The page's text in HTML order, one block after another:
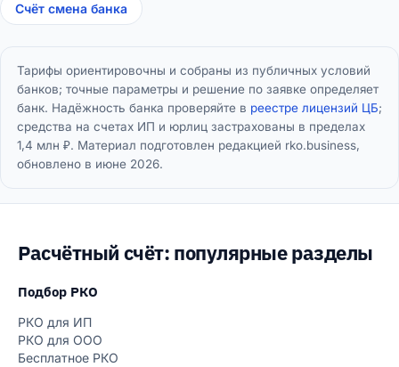
Счёт смена банка
Тарифы ориентировочны и собраны из публичных условий
банков; точные параметры и решение по заявке определяет
банк. Надёжность банка проверяйте в реестре лицензий ЦБ;
средства на счетах ИП и юрлиц застрахованы в пределах
1,4 млн ₽. Материал подготовлен редакцией rko.business,
обновлено в июне 2026.
Расчётный счёт: популярные разделы
Подбор РКО
РКО для ИП
РКО для ООО
Бесплатное РКО